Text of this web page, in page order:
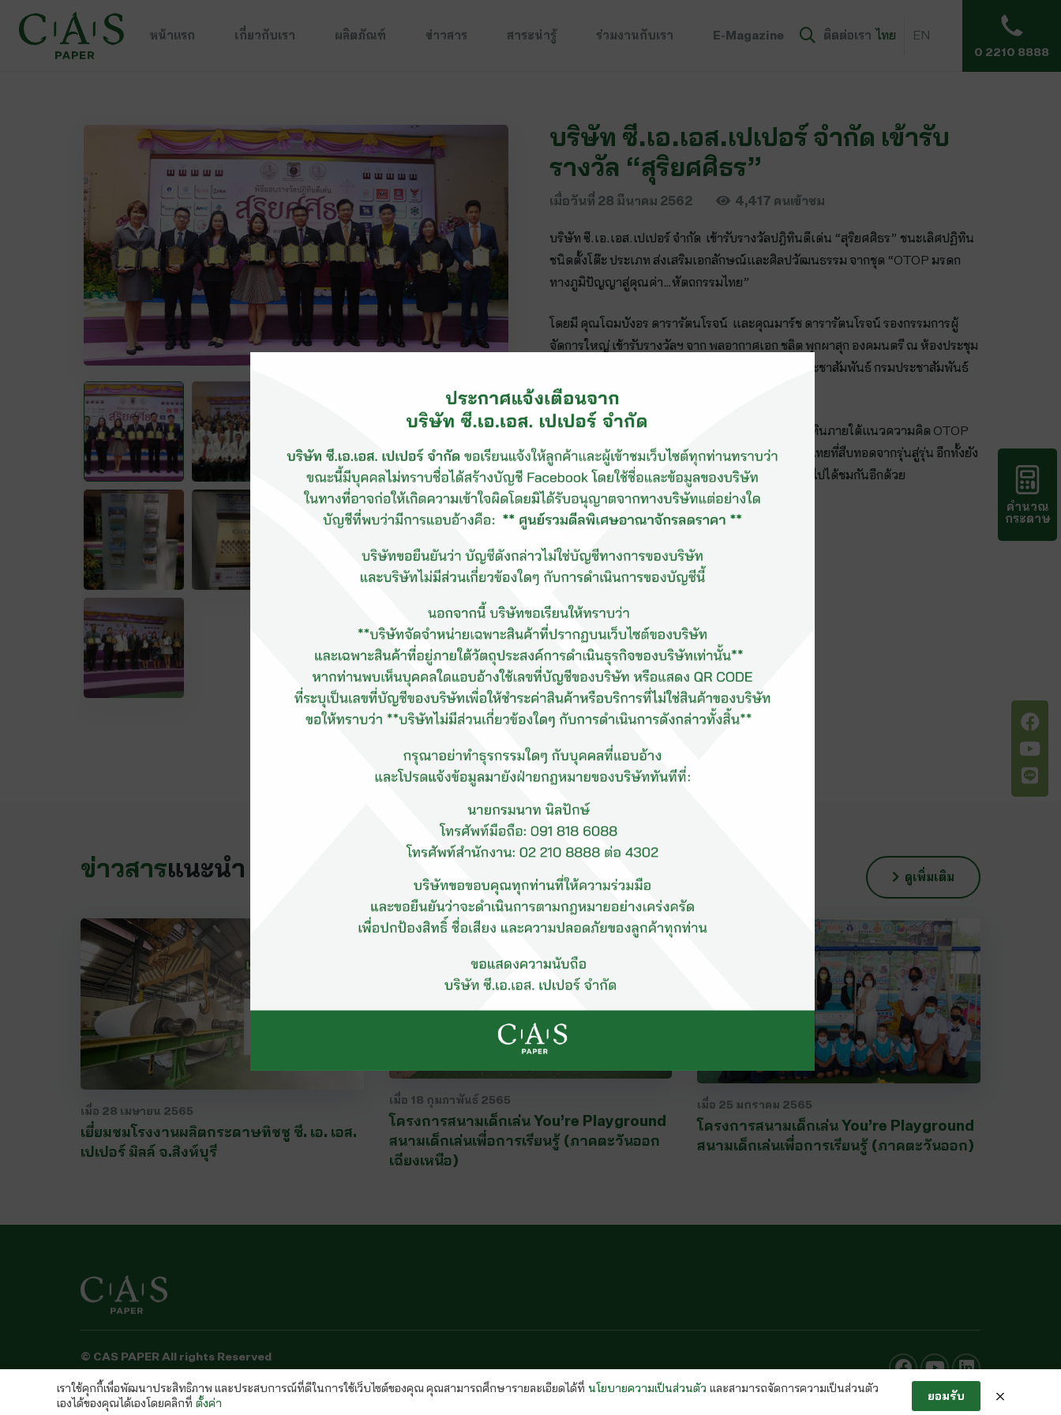
หน้าแรก เกี่ยวกับเรา ผลิตภัณฑ์ ข่าวสาร สาระน่ารู้ ร่วมงานกับเรา E-Magazine ติดต่อเรา ไทย EN
0 2210 8888
บริษัท ซี.เอ.เอส.เปเปอร์ จำกัด เข้ารับ
รางวัล “สุริยศศิธร”
เมื่อวันที่ 28 มีนาคม 2562 4,417 คนเข้าชม
บริษัท ซี.เอ.เอส.เปเปอร์ จำกัด เข้ารับรางวัลปฎิทินดีเด่น “สุริยศศิธร” ชนะเลิศปฏิทิน
ชนิดตั้งโต๊ะ ประเภท ส่งเสริมเอกลักษณ์และศิลปวัฒนธรรม จากชุด “OTOP มรดก
ทางภูมิปัญญาสู่คุณค่า…หัตถกรรมไทย”
โดยมี คุณโฉมบังอร ดารารัตนโรจน์ และคุณมาร์ช ดารารัตนโรจน์ รองกรรมการผู้
จัดการใหญ่ เข้ารับรางวัลฯ จาก พลอากาศเอก ชลิต พุกผาสุก องคมนตรี ณ ห้องประชุม
อาจารย์สะอาด ตัณศุภผล ชั้น 2 อาคารสถาบันการประชาสัมพันธ์ กรมประชาสัมพันธ์
ถนนพหลโยธิน กรุงเทพฯ
ซึ่งในปีนี้ บริษัท ซี.เอ.เอส.เปเปอร์ จำกัด ได้จัดทำปฏิทินภายใต้แนวความคิด OTOP
มรดกทางภูมิปัญญา เพื่อเป็นอนุรักษ์ศิลปวัฒนธรรมไทยที่สืบทอดจากรุ่นสู่รุ่น อีกทั้งยัง
เป็นการประชาสัมพันธ์สินค้า OTOP ให้ประชาชนทั่วไปได้ชมกันอีกด้วย
ข่าวสารแนะนำ ดูเพิ่มเติม
เมื่อ 28 เมษายน 2565
เยี่ยมชมโรงงานผลิตกระดาษทิชชู ซี. เอ. เอส.
เปเปอร์ มิลล์ จ.สิงห์บุรี
เมื่อ 18 กุมภาพันธ์ 2565
โครงการสนามเด็กเล่น You’re Playground
สนามเด็กเล่นเพื่อการเรียนรู้ (ภาคตะวันออก
เฉียงเหนือ)
เมื่อ 25 มกราคม 2565
โครงการสนามเด็กเล่น You’re Playground
สนามเด็กเล่นเพื่อการเรียนรู้ (ภาคตะวันออก)
© CAS PAPER All rights Reserved
นโยบายคุ้มครองข้อมูลส่วนบุคคลของ (C.A.S. Privacy Policy) พนักงานบริษัท
คำนวณ
กระดาษ
เราใช้คุกกี้เพื่อพัฒนาประสิทธิภาพ และประสบการณ์ที่ดีในการใช้เว็บไซต์ของคุณ คุณสามารถศึกษารายละเอียดได้ที่ นโยบายความเป็นส่วนตัว และสามารถจัดการความเป็นส่วนตัว
เองได้ของคุณได้เองโดยคลิกที่ ตั้งค่า
ยอมรับ